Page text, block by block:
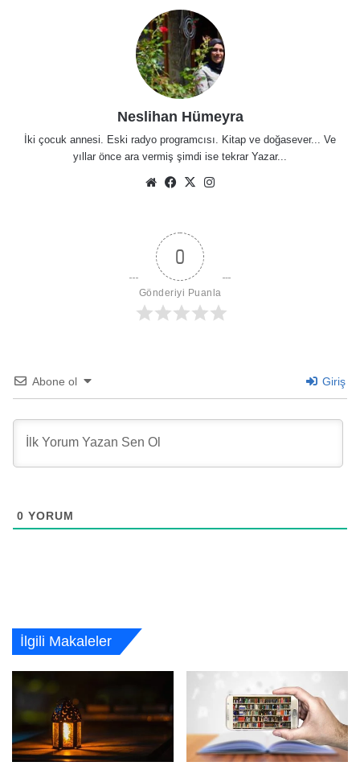
Neslihan Hümeyra
İki çocuk annesi. Eski radyo programcısı. Kitap ve doğasever... Ve
yıllar önce ara vermiş şimdi ise tekrar Yazar...
Web Facebook
X
0
Gönderiyi Puanla
Abone ol Giriş
0 YORUM
İlgili Makaleler